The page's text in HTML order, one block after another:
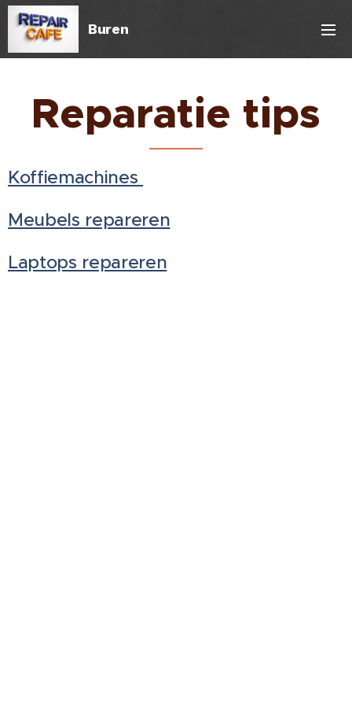
Buren
Reparatie tips
Koffiemachines
Meubels repareren
Laptops repareren